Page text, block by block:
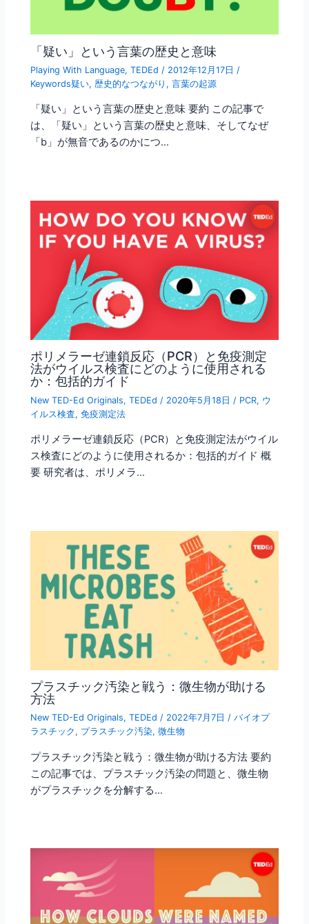
「疑い」という言葉の歴史と意味
Playing With Language,TEDEd / 2012年12月17日 /
Keywords疑い, 歴史的なつながり ,言葉の起源
「疑い」という言葉の歴史と意味 要約 この記事で
は、「疑い」という言葉の歴史と意味、そしてなぜ
「b」が無音であるのかにつ…
ポリメラーゼ連鎖反応（PCR）と免疫測定
法がウイルス検査にどのように使用される
か：包括的ガイド
New TED-Ed Originals,TEDEd / 2020年5月18日 / PCR, ウ
イルス検査,免疫測定法
ポリメラーゼ連鎖反応（PCR）と免疫測定法がウイル
ス検査にどのように使用されるか：包括的ガイド 概
要 研究者は、ポリメラ…
プラスチック汚染と戦う：微生物が助ける
方法
New TED-Ed Originals,TEDEd / 2022年7月7日/バイオプ
ラスチック , プラスチック汚染,微生物
プラスチック汚染と戦う：微生物が助ける方法 要約
この記事では、プラスチック汚染の問題と、微生物
がプラスチックを分解する…